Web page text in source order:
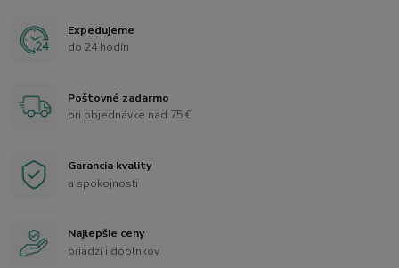
Expedujeme
do 24 hodín
Poštovné zadarmo
pri objednávke nad 75 €
Garancia kvality
a spokojnosti
Najlepšie ceny
priadzí i doplnkov